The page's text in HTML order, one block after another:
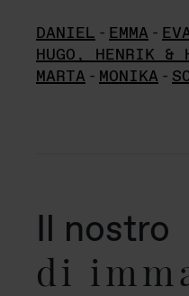
DANIEL - EMMA -
HUGO, HENRIK &
MARTA - MONIKA -
Il nostro
di